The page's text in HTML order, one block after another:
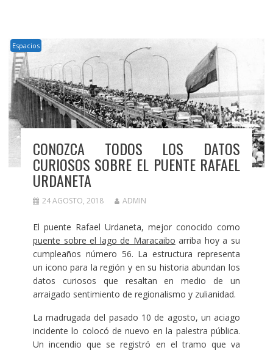
Espacios
CONOZCA TODOS LOS DATOS
CURIOSOS SOBRE EL PUENTE RAFAEL
URDANETA
24 AGOSTO, 2018 ADMIN
El puente Rafael Urdaneta, mejor conocido como
puente sobre el lago de Maracaibo arriba hoy a su
cumpleaños número 56. La estructura representa
un icono para la región y en su historia abundan los
datos curiosos que resaltan en medio de un
arraigado sentimiento de regionalismo y zulianidad.
La madrugada del pasado 10 de agosto, un aciago
incidente lo colocó de nuevo en la palestra pública.
Un incendio que se registró en el tramo que va